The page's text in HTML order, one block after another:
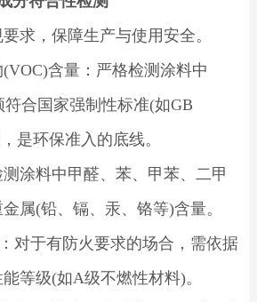
求，保障生产与使用安全。
含量：严格检测涂料中
合国家强制性标准(如GB
是环保准入的底线。
涂料中甲醛、苯、甲苯、二甲
属(铅、镉、汞、铬等)含量。
对于有防火要求的场合，需依据
等级(如A级不燃性材料)。